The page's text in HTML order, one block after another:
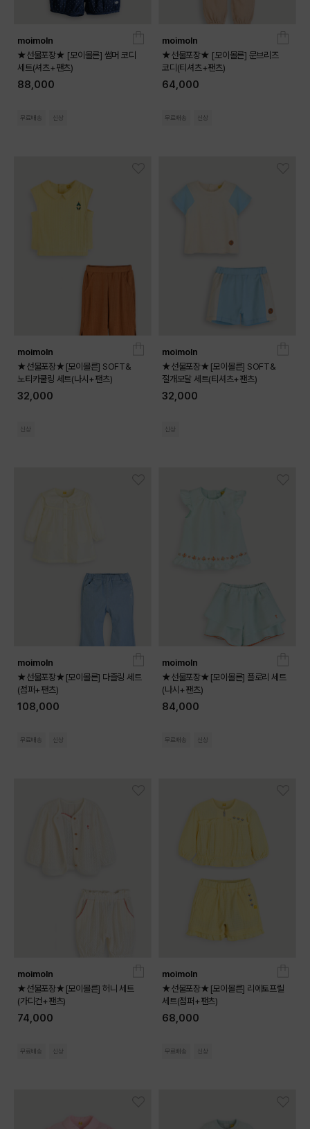
moimoln
★선물포장★ [모이몰른] 썸머 코디
세트(셔츠+팬츠)
88,000
무료배송 신상
moimoln
★선물포장★ [모이몰른] 문브리즈
코디(티셔츠+팬츠)
64,000
무료배송 신상
moimoln
★선물포장★[모이몰른] SOFT&
노티카쿨링 세트(나시+팬츠)
32,000
신상
moimoln
★선물포장★[모이몰른] SOFT&
절개모달 세트(티셔츠+팬츠)
32,000
신상
moimoln
★선물포장★[모이몰른] 다즐링 세트
(점퍼+팬츠)
108,000
무료배송 신상
moimoln
★선물포장★[모이몰른] 플로리 세트
(나시+팬츠)
84,000
무료배송 신상
moimoln
★선물포장★[모이몰른] 허니 세트
(가디건+팬츠)
74,000
무료배송 신상
moimoln
★선물포장★[모이몰른] 리에토프릴
세트(점퍼+팬츠)
68,000
무료배송 신상